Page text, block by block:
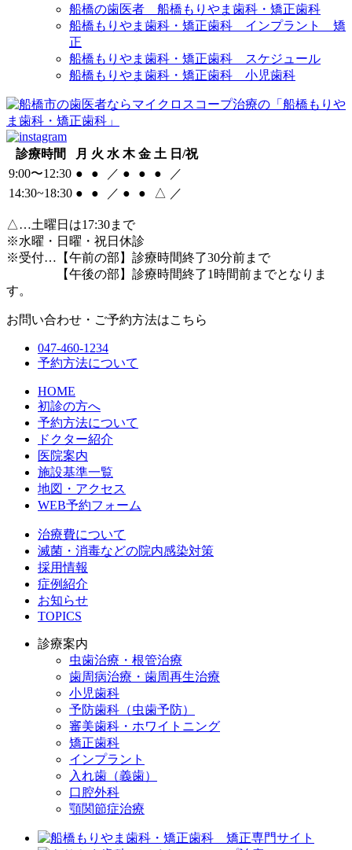
船橋の歯医者 船橋もりやま歯科・矯正歯科
船橋もりやま歯科・矯正歯科 インプラント 矯
正
船橋もりやま歯科・矯正歯科 スケジュール
船橋もりやま歯科・矯正歯科 小児歯科
診療時間 月 火 水 木 金 土 日/祝
9:00〜12:30 ● ● ／ ● ● ●
／
14:30~18:30 ● ● ／ ● ● △ ／
△…土曜日は17:30まで
※水曜・日曜・祝日休診
※受付…【午前の部】診療時間終了30分前まで
【午後の部】診療時間終了1時間前までとなりま
す。
お問い合わせ・ご予約方法はこちら
047-460-1234
予約方法について
HOME
初診の方へ
予約方法について
ドクター紹介
医院案内
施設基準一覧
地図・アクセス
WEB予約フォーム
治療費について
滅菌・消毒などの院内感染対策
採用情報
症例紹介
お知らせ
TOPICS
診療案内
虫歯治療・根管治療
歯周病治療・歯周再生治療
小児歯科
予防歯科（虫歯予防）
審美歯科・ホワイトニング
矯正歯科
インプラント
入れ歯（義歯）
口腔外科
顎関節症治療